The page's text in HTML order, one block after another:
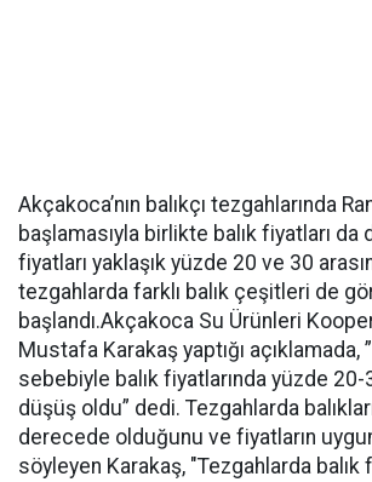
Akçakoca’nın balıkçı tezgahlarında
başlamasıyla birlikte balık fiyatları da
fiyatları yaklaşık yüzde 20 ve 30
tezgahlarda farklı balık çeşitleri de
başlandı.Akçakoca Su Ürünleri
Mustafa Karakaş yaptığı açıklamada,
sebebiyle balık fiyatlarında yüzde 20-
düşüş oldu” dedi. Tezgahlarda
derecede olduğunu ve fiyatların
söyleyen Karakaş, "Tezgahlarda balık